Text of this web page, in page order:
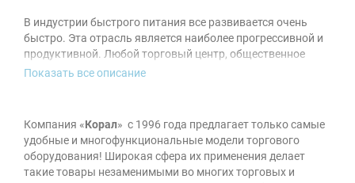
В индустрии быстрого питания все развивается очень
быстро. Эта отрасль является наиболее прогрессивной и
продуктивной. Любой торговый центр, общественное
заведение и развлекательные центры открывают все
люди по всему миру. Выбирают данное торговое
оборудование по наиболее подходящей цене, оснащению
и функциональности.
Показать все описание
Компания «Корал» с 1996 года предлагает только самые
удобные и многофункциональные модели торгового
оборудования! Широкая сфера их применения делает
такие товары незаменимыми во многих торговых и